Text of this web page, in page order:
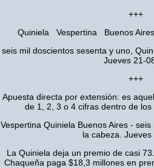
+++
Quiniela Vespertina Buenos
seis mil doscientos sesenta y uno,
Jueves 21-
+++
Apuesta directa por extensión: es
de 1, 2, 3 o 4 cifras dentro de los
Vespertina Quiniela Buenos Aires -
la cabeza.
La Quiniela deja un premio de casi
Chaqueña paga $18,3 millones en